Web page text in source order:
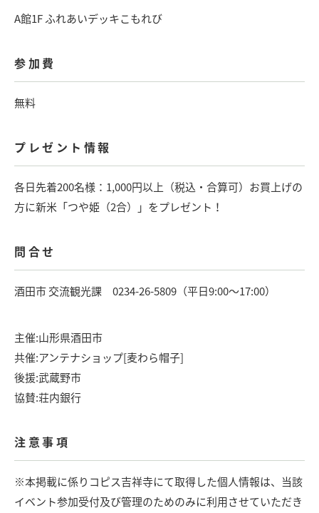
A館1F ふれあいデッキこもれび
参加費
無料
プレゼント情報
各日先着200名様：1,000円以上（税込・合算可）お買上げの
方に新米「つや姫（2合）」をプレゼント！
問合せ
酒田市 交流観光課 0234-26-5809（平日9:00〜17:00）
主催:山形県酒田市
共催:アンテナショップ[麦わら帽子]
後援:武蔵野市
協賛:荘内銀行
注意事項
※本掲載に係りコピス吉祥寺にて取得した個人情報は、当該
イベント参加受付及び管理のためのみに利用させていただき